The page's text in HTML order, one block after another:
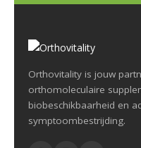
Orthovitality is jouw
orthomoleculaire
biobeschikbaarheid en
symptoombestrijding.